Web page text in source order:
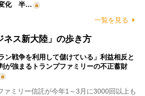
変化 半…
一覧を見る
ネス新大陸」の歩き方
ラン戦争を利用して儲けている」利益相反と
が強まるトランプファミリーの不正蓄財
ミリー信託が今年1～3月に3000回以上も